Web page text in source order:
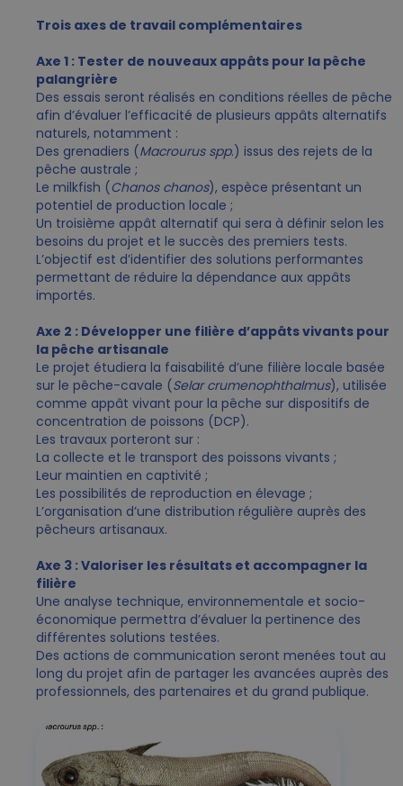
Trois axes de travail complémentaires
Axe 1 : Tester de nouveaux appâts pour la pêche
palangrière
Des essais seront réalisés en conditions réelles de pêche
afin d’évaluer l’efficacité de plusieurs appâts alternatifs
naturels, notamment :
Des grenadiers (Macrourus spp.) issus des rejets de la
pêche australe ;
Le milkfish (Chanos chanos), espèce présentant un
potentiel de production locale ;
Un troisième appât alternatif qui sera à définir selon les
besoins du projet et le succès des premiers tests.
L’objectif est d’identifier des solutions performantes
permettant de réduire la dépendance aux appâts
importés.
Axe 2 : Développer une filière d’appâts vivants pour
la pêche artisanale
Le projet étudiera la faisabilité d’une filière locale basée
sur le pêche-cavale (Selar crumenophthalmus), utilisée
comme appât vivant pour la pêche sur dispositifs de
concentration de poissons (DCP).
Les travaux porteront sur :
La collecte et le transport des poissons vivants ;
Leur maintien en captivité ;
Les possibilités de reproduction en élevage ;
L’organisation d’une distribution régulière auprès des
pêcheurs artisanaux.
Axe 3 : Valoriser les résultats et accompagner la
filière
Une analyse technique, environnementale et socio-
économique permettra d’évaluer la pertinence des
différentes solutions testées.
Des actions de communication seront menées tout au
long du projet afin de partager les avancées auprès des
professionnels, des partenaires et du grand publique.